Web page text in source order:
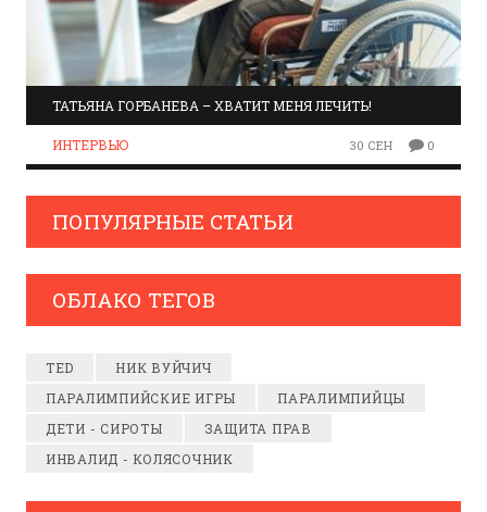
ТАТЬЯНА ГОРБАНЕВА – ХВАТИТ МЕНЯ ЛЕЧИТЬ!
ИНТЕРВЬЮ 30 СЕН 0
ПОПУЛЯРНЫЕ СТАТЬИ
ОБЛАКО ТЕГОВ
TED
НИК ВУЙЧИЧ
ПАРАЛИМПИЙСКИЕ ИГРЫ
ПАРАЛИМПИЙЦЫ
ДЕТИ - СИРОТЫ
ЗАЩИТА ПРАВ
ИНВАЛИД - КОЛЯСОЧНИК